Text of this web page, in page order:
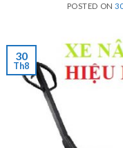
POSTED ON
30
Th8